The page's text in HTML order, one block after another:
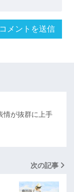
情が抜群に上手
次の記事